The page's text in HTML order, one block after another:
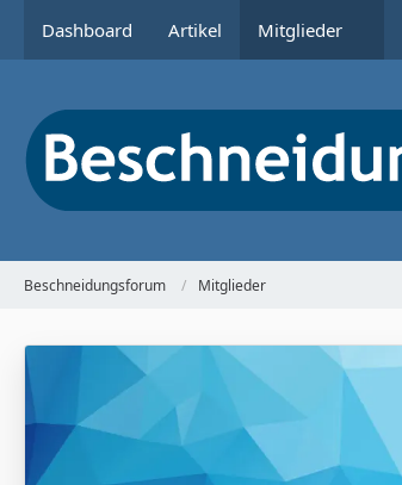
Dashboard Artikel Mitglieder
Beschneidungsforum Mitglieder